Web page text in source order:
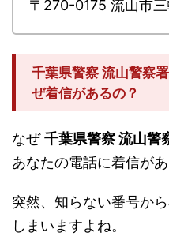
〒270-0175 流山市
千葉県警察 流山警察
ぜ着信があるの？
なぜ千葉県警察 流山警
あなたの電話に着信が
突然、知らない番号か
しまいますよね。